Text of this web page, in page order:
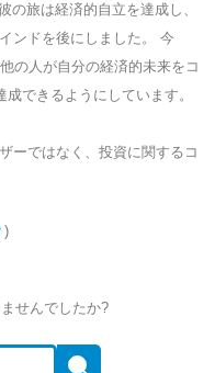
の旅は経済的自立を達成し、
ンドを後にしました。 今
の人が自分の経済的未来をコ
できるようにしています。
ーではなく、投資に関するコ
)
せんでしたか?